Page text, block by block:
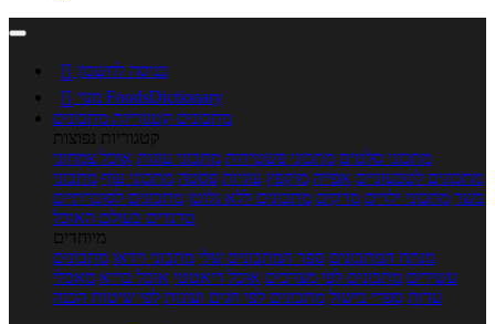
 כניסה לחשבון

מנוי FoodsDictionary
מתכונים קטגוריות מתכונים
קטגוריות נפוצות
מתכוני סלטים מתכוני פשטידות מתכוני עוגות אוכל צמחוני
מתכונים לטבעוניים אפייה מוקפץ עוגיות פסטה מתכוני עוף מתכוני
בשר מתכוני ילדים מרקים מתכונים ללא גלוטן מתכונים לסוכרתיים
טרנדים בעולם האוכל
מיוחדים
מנתח המתכונים ספר המתכונים שלי מתכוני וידאו מתכונים
עשירים מתכונים לפי מצרכים אוכל דיאטטי אוכל בריא מאכלי
עדות ספרי בישול מתכונים לפי חגים ועונות לפי שיטות הכנה